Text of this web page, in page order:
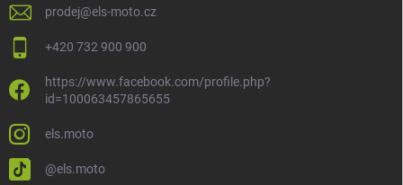
prodej@els-moto.cz
+420 732 900 900
https://www.facebook.com/profile.php?
id=100063457865655
els.moto
@els.moto